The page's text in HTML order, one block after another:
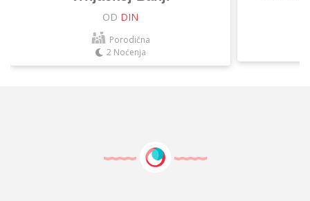
OD DIN
Porodična
2 Noćenja